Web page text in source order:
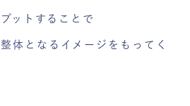
ットすることで
体となるイメージをもってく